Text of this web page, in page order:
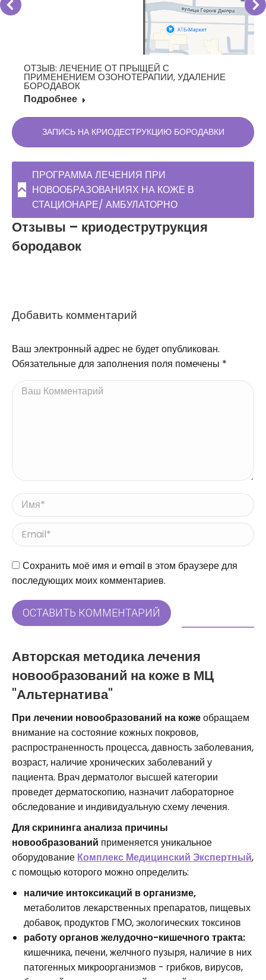
ОТЗЫВ: ЛЕЧЕНИЕ ОТ ПРЫЩЕЙ С
ПРИМЕНЕНИЕМ ОЗОНОТЕРАПИИ, УДАЛЕНИЕ
БОРОДАВОК
Подробнее
ЗАПИСЬ НА КРИОДЕСТРУКЦИЮ БОРОДАВКИ
ПРОГРАММА ЛЕЧЕНИЯ ПРИ
НОВООБРАЗОВАНИЯХ НА КОЖЕ В
СТАЦИОНАРЕ/ АМБУЛАТОРНО
Отзывы – криодеструтрукция
бородавок
Добавить комментарий
Ваш электронный адрес не будет опубликован.
Обязательные для заполнения поля помечены *
Ваш Комментарий
Имя *
Email *
СайтСохранить моё имя и email в этом браузере для
последующих моих комментариев.
ОСТАВИТЬ КОММЕНТАРИЙ
Авторская методика лечения
новообразований на коже в МЦ
"Альтернатива"
При лечении новообразований на кожеобращаем
внимание на состояние кожных покровов,
распространенность процесса, давность заболевания,
возраст, наличие хронических заболеваний у
пациента. Врач дерматолог высшей категории
проведет дерматоскопию, назначит лабораторное
обследование и индивидуальную схему лечения.
Для скрининга анализа причины
новообразований применяется уникальное
оборудование Комплекс Медицинский Экспертный,
с помощью которого можно определить:
наличие интоксикаций в организме,
метаболитов лекарственных препаратов, пищевых
добавок, продуктов ГМО, экологических токсинов
работу органов желудочно-кишечного тракта:
кишечника, печени, желчного пузыря, наличие в них
патогенных микроорганизмов - грибков, вирусов,